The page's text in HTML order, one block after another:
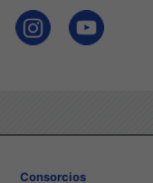
Consorcios